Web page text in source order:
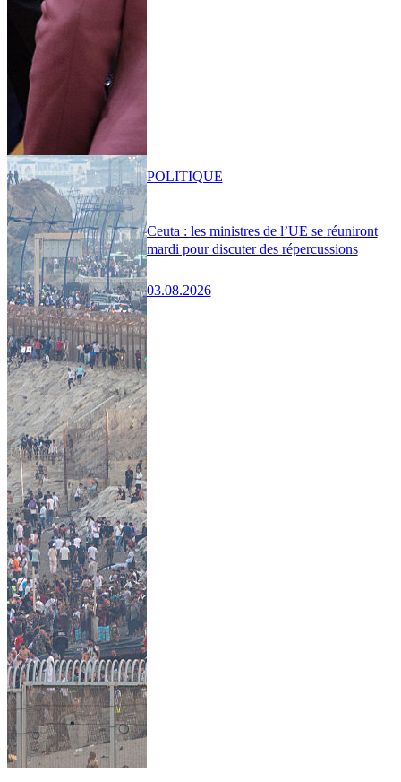
Ceuta : les ministres de l’UE se réuniront
mardi pour discuter des répercussions
03.08.2026
POLITIQUE